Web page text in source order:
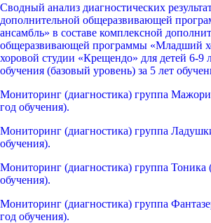
Сводный анализ диагностических
дополнительной общеразвивающей
ансамбль» в составе комплексной
общеразвивающей программы «Младший
хоровой студии «Крещендо» для детей 6-9
обучения (базовый уровень) за 5 лет
Мониторинг (диагностика) группа
год обучения).
Мониторинг (диагностика) группа
обучения).
Мониторинг (диагностика) группа Тоника
обучения).
Мониторинг (диагностика) группа
год обучения).